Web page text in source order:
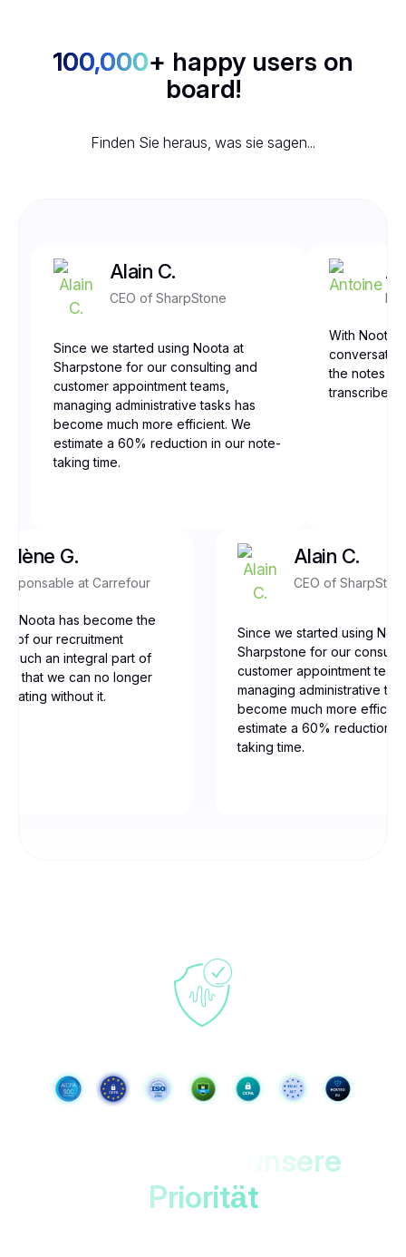
100,000+ happy users on
board!
Finden Sie heraus, was sie sagen...
Alain C.
CEO of SharpStone
Since we started using Noota at
Sharpstone for our consulting and
customer appointment teams,
managing administrative tasks has
become much more efficient. We
estimate a 60% reduction in our note-
taking time.
With Noota,
the notes
transcribed,
G.
at Carrefour
Noota has become the
of our recruitment
such an integral part of
that we can no longer
without it.
Alain C.
CEO of
Since we started using
Sharpstone for our
customer appointment
managing administrative
become much more
estimate a 60% reduction
taking time.
unsere
Priorität